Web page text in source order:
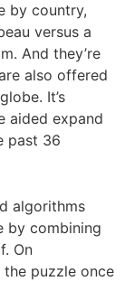
by country,
versus a
And they’re
also offered
It’s
aided expand
past 36
algorithms
by combining
On
the puzzle once